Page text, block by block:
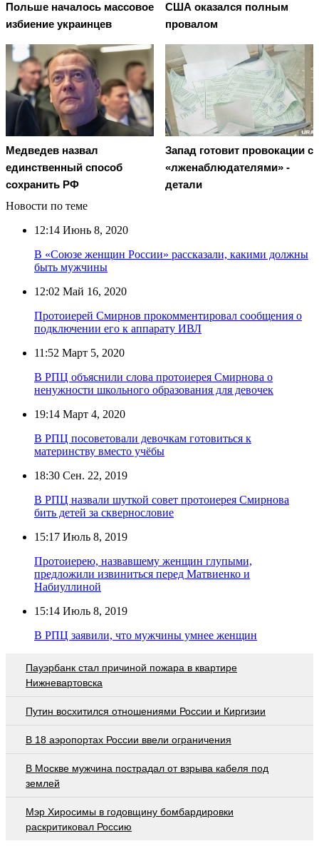
Польше началось массовое
избиение украинцев
США оказался полным
провалом
Медведев назвал
единственный способ
сохранить РФ
Запад готовит провокации с
«лженаблюдателями» -
детали
Новости по теме
12:14 Июнь 8, 2020
В «Союзе женщин России» рассказали, какими должны
быть мужчины
12:02 Май 16, 2020
Протоиерей Смирнов прокомментировал сообщения о
подключении его к аппарату ИВЛ
11:52 Март 5, 2020
В РПЦ объяснили слова протоиерея Смирнова о
ненужности школьного образования для девочек
19:14 Март 4, 2020
В РПЦ посоветовали девочкам готовиться к
материнству вместо учёбы
18:30 Сен. 22, 2019
В РПЦ назвали шуткой совет протоиерея Смирнова
бить детей за сквернословие
15:17 Июль 8, 2019
Протоиерею, назвавшему женщин глупыми,
предложили извиниться перед Матвиенко и
Набиуллиной
15:14 Июль 8, 2019
В РПЦ заявили, что мужчины умнее женщин
Пауэрбанк стал причиной пожара в квартире
Нижневартовска
Путин восхитился отношениями России и Киргизии
В 18 аэропортах России ввели ограничения
В Москве мужчина пострадал от взрыва кабеля под
землей
Мэр Хиросимы в годовщину бомбардировки
раскритиковал Россию